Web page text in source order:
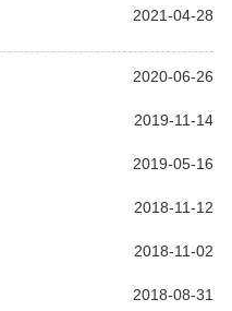
2021-04-28
2020-06-26
2019-11-14
2019-05-16
2018-11-12
2018-11-02
2018-08-31